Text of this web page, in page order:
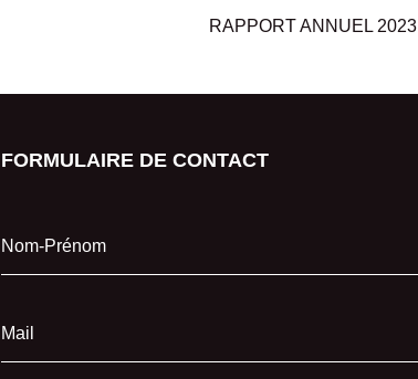
RAPPORT ANNUEL 2023
FORMULAIRE DE CONTACT
Nom-Prénom
Mail